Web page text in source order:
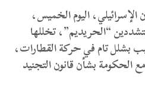
اليوم الخميس،
“الحريديم”، تخللها
بشلل تام في حركة القطارات،
بشأن قانون التجنيد